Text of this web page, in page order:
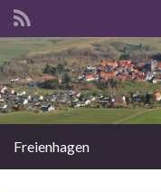
Search for:
Freienhagen